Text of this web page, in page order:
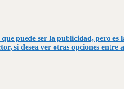
puede ser la publicidad, pero
si desea ver otras opciones